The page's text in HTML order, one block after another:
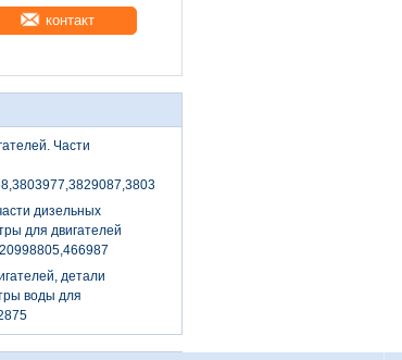
контакт
Части
дизельных
для двигателей
детали
воды для